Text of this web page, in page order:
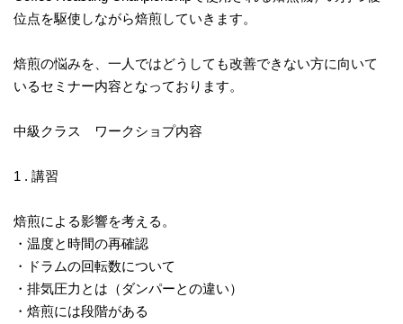
位点を駆使しながら焙煎していきます。
焙煎の悩みを、一人ではどうしても改善できない方に向いて
いるセミナー内容となっております。
中級クラス ワークショプ内容
1 . 講習
焙煎による影響を考える。
・温度と時間の再確認
・ドラムの回転数について
・排気圧力とは（ダンパーとの違い）
・焙煎には段階がある